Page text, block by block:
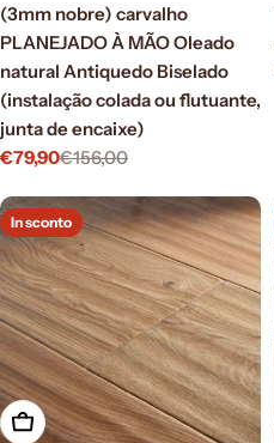
(3mm nobre) carvalho
PLANEJADO À MÃO Oleado
natural Antiquedo Biselado
(instalação colada ou flutuante,
junta de encaixe)
Prezzo
vendita
€79,90
Prezzo€156,00
In sconto
Aggiungi al carrello